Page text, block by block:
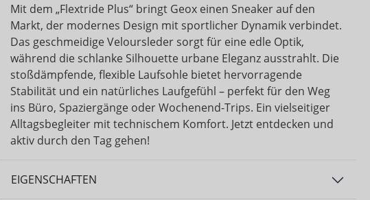
Mit dem „Flextride Plus“ bringt Geox einen Sneaker auf den
Markt, der modernes Design mit sportlicher Dynamik verbindet.
Das geschmeidige Veloursleder sorgt für eine edle Optik,
während die schlanke Silhouette urbane Eleganz ausstrahlt. Die
stoßdämpfende, flexible Laufsohle bietet hervorragende
Stabilität und ein natürliches Laufgefühl – perfekt für den Weg
ins Büro, Spaziergänge oder Wochenend-Trips. Ein vielseitiger
Alltagsbegleiter mit technischem Komfort. Jetzt entdecken und
aktiv durch den Tag gehen!
EIGENSCHAFTEN